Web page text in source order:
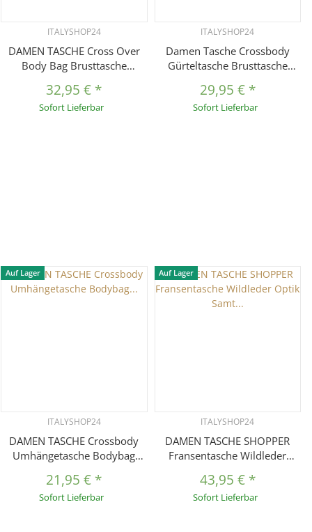
ITALYSHOP24
DAMEN TASCHE Cross Over
Body Bag Brusttasche
Schultertasche Brieftasche
Smartphone Geldtasche
32,95 € *
Sofort Lieferbar
ITALYSHOP24
Damen Tasche Crossbody
Gürteltasche Brusttasche
Hüfttasche Crossover
Bauchtasche Schultertasche
29,95 € *
Sofort Lieferbar
Auf Lager
ITALYSHOP24
DAMEN TASCHE Crossbody
Umhängetasche Bodybag
Handytasche Crossover
Geldbörse Brusttasche
21,95 € *
Sofort Lieferbar
Auf Lager
ITALYSHOP24
DAMEN TASCHE SHOPPER
Fransentasche Wildleder
Schultertasche Hobo Bag
CrossOver Umhängetasche
43,95 € *
Sofort Lieferbar